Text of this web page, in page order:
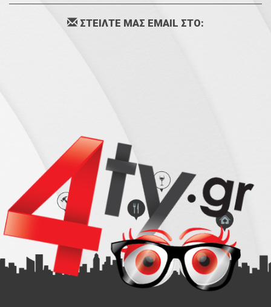
ΣΤΕΙΛΤΕ ΜΑΣ EMAIL ΣΤΟ: